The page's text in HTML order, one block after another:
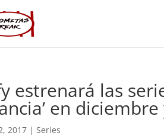
estrenará las
en
2017 |Series